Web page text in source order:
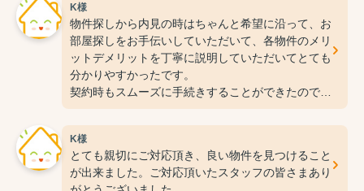
この度は本当にありがとうございました。
今後ともよろしくお願いいたします。
K様
物件探しから内見の時はちゃんと希望に沿って、お
部屋探しをお手伝いしていただいて、各物件のメリ
ットデメリットを丁寧に説明していただいてとても
分かりやすかったです。
契約時もスムーズに手続きすることができたので、
とても良かったです。
またお部屋探しをする時はお手伝いして欲しいで
す。
K様
とても親切にご対応頂き、良い物件を見つけること
が出来ました。ご対応頂いたスタッフの皆さまあり